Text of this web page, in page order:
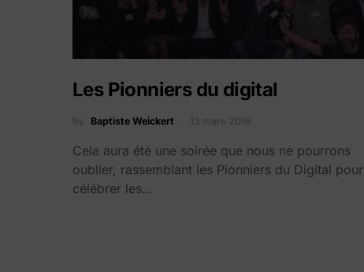
Les Pionniers du digital
by Baptiste Weickert 13 mars 2019
Cela aura été une soirée que nous ne pourrons
oublier, rassemblant les Pionniers du Digital pour
célébrer les…